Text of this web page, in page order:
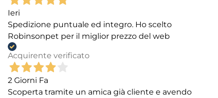
Ieri
Spedizione puntuale ed integro. Ho scelto
Robinsonpet per il miglior prezzo del web
Acquirente verificato
2 Giorni Fa
Scoperta tramite un amica già cliente e avendo